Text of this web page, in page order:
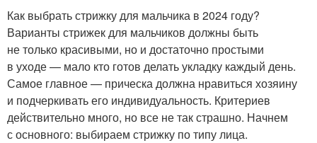
Как выбрать стрижку для мальчика в 2024 году?
Варианты стрижек для мальчиков должны быть
не только красивыми, но и достаточно простыми
в уходе — мало кто готов делать укладку каждый день.
Самое главное — прическа должна нравиться хозяину
и подчеркивать его индивидуальность. Критериев
действительно много, но все не так страшно. Начнем
с основного: выбираем стрижку по типу лица.